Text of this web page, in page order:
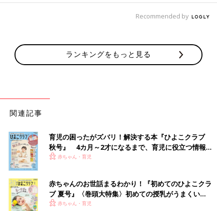
――毎日の子育ての中で、つい「もう知らない！」「ずっと泣い
後藤 私は虐待とは、たたいたり、殴ったりすることだけでなく
る」と感じることができているならば、たまに「もう知らな
い！」「ずっと泣いてなさい！」としかったからと言って、子ど
に「さっきは、きついこと言ってごめんね」などとフォローして
あげれば、子どもはより安心すると思います。
コロナによるストレスのはけ口が、子どもに向かう
場合も
後藤先生は、新型コロナによって生じた不安やストレスは、子ど
Recommended by
ランキングをもっと見る
関連記事
育児の困ったがズバリ！解決する本『ひよこクラブ
秋号』 4カ月～2才になるまで、育児に役立つ情報が
いっぱい！
赤ちゃん・育児
赤ちゃんのお世話まるわかり！『初めてのひよこクラ
ブ 夏号』〈巻頭大特集〉初めての授乳がうまくい
く！ おっぱい・ミルクの基本と夏のトラブル 解決テ
赤ちゃん・育児